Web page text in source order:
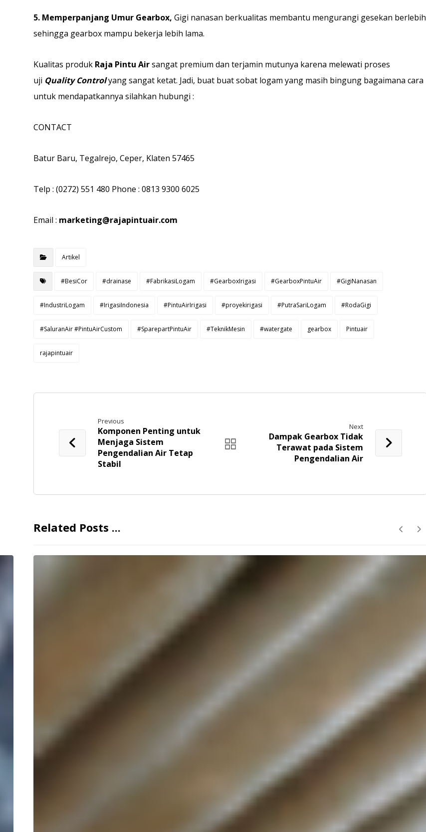
5. Memperpanjang Umur Gearbox, Gigi nanasan berkualitas membantu mengurangi gesekan berlebih
sehingga gearbox mampu bekerja lebih lama.
Kualitas produk Raja Pintu Airsangat premium dan terjamin mutunya karena melewati proses
uji Quality Controlyang sangat ketat. Jadi, buat buat sobat logam yang masih bingung bagaimana cara
untuk mendapatkannya silahkan hubungi :
CONTACT
Batur Baru, Tegalrejo, Ceper, Klaten 57465
Telp : (0272) 551 480 Phone : 0813 9300 6025
Email : marketing@rajapintuair.com
Artikel
#BesiCor #drainase #FabrikasiLogam #GearboxIrigasi #GearboxPintuAir #GigiNanasan
#IndustriLogam #IrigasiIndonesia #PintuAirIrigasi #proyekirigasi #PutraSariLogam #RodaGigi
#SaluranAir #PintuAirCustom #SparepartPintuAir #TeknikMesin #watergate gearbox Pintuair
rajapintuair
Previous
Komponen Penting untuk
Menjaga Sistem
Pengendalian Air Tetap
Stabil
Next
Dampak Gearbox Tidak
Terawat pada Sistem
Pengendalian Air
Related Posts ...